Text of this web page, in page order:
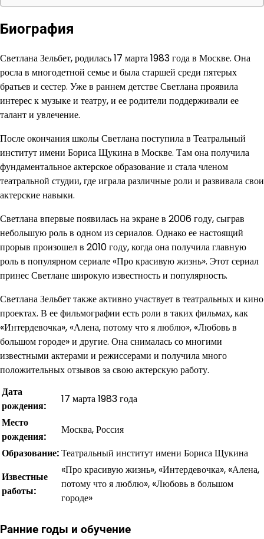
Биография
Светлана Зельбет, родилась 17 марта 1983 года в Москве. Она
росла в многодетной семье и была старшей среди пятерых
братьев и сестер. Уже в раннем детстве Светлана проявила
интерес к музыке и театру, и ее родители поддерживали ее
талант и увлечение.
После окончания школы Светлана поступила в Театральный
институт имени Бориса Щукина в Москве. Там она получила
фундаментальное актерское образование и стала членом
театральной студии, где играла различные роли и развивала свои
актерские навыки.
Светлана впервые появилась на экране в 2006 году, сыграв
небольшую роль в одном из сериалов. Однако ее настоящий
прорыв произошел в 2010 году, когда она получила главную
роль в популярном сериале «Про красивую жизнь». Этот сериал
принес Светлане широкую известность и популярность.
Светлана Зельбет также активно участвует в театральных и кино
проектах. В ее фильмографии есть роли в таких фильмах, как
«Интердевочка», «Алена, потому что я люблю», «Любовь в
большом городе» и другие. Она снималась со многими
известными актерами и режиссерами и получила много
положительных отзывов за свою актерскую работу.
Дата
рождения:
17 марта 1983 года
Место
рождения:
Москва, Россия
Образование:Театральный институт имени Бориса Щукина
Известные
работы:
«Про красивую жизнь», «Интердевочка», «Алена,
потому что я люблю», «Любовь в большом
городе»
Ранние годы и обучение